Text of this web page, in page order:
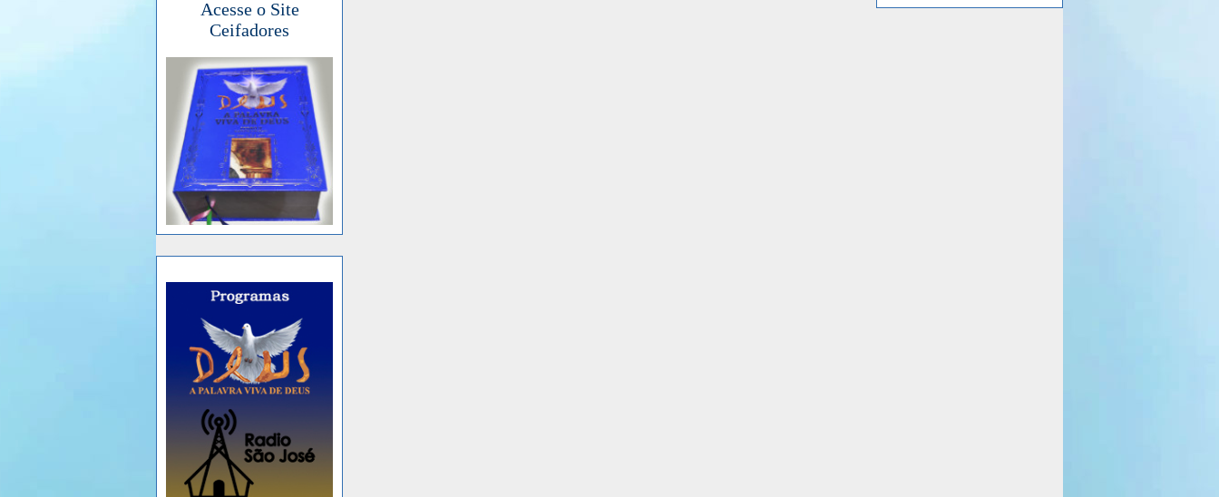
Acesse o Site
Ceifadores